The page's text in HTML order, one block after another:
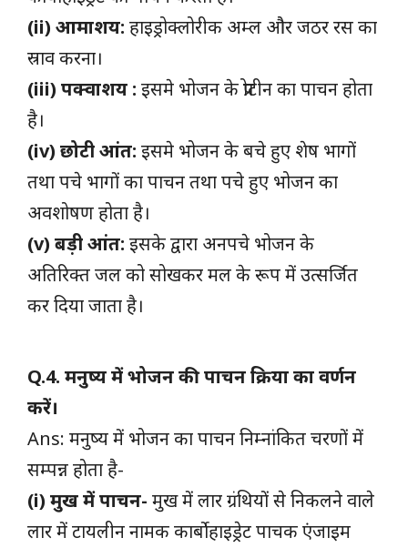
(ii) आमाशय: हाइड्रोक्लोरीक अम्ल और जठर रस का
स्राव करना।
(iii) पक्वाशय : इसमे भोजन के प्रोटीन का पाचन होता
है।
(iv) छोटी आंत: इसमे भोजन के बचे हुए शेष भागों
तथा पचे भागों का पाचन तथा पचे हुए भोजन का
अवशोषण होता है।
(v) बड़ी आंत: इसके द्वारा अनपचे भोजन के
अतिरिक्त जल को सोखकर मल के रूप में उत्सर्जित
कर दिया जाता है।
Q.4. मनुष्य में भोजन की पाचन क्रिया का वर्णन
करें।
Ans: मनुष्य में भोजन का पाचन निम्नांकित चरणों में
सम्पन्न होता है-
(i) मुख में पाचन- मुख में लार ग्रंथियों से निकलने वाले
लार में टायलीन नामक कार्बोहाइड्रेट पाचक एंजाइम